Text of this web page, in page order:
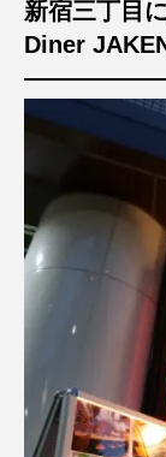
新宿三丁目
Diner